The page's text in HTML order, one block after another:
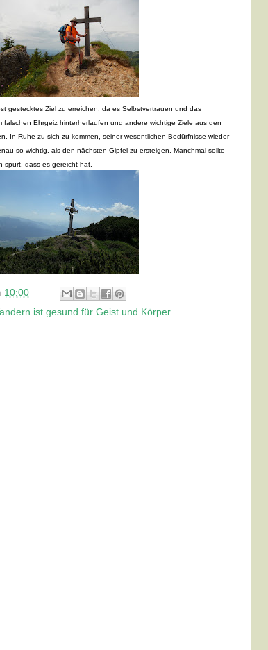
gestecktes Ziel zu erreichen, da es Selbstvertrauen und das
Ehrgeiz hinterherlaufen und andere wichtige Ziele aus den
In Ruhe zu sich zu kommen, seiner wesentlichen Bedürfnisse wieder
so wichtig, als den nächsten Gipfel zu ersteigen. Manchmal sollte
spürt, dass es gereicht hat.
10:00
ist gesund für Geist und Körper